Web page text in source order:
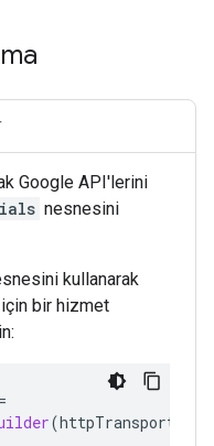
Google API'lerini
nesnesini
kullanarak
bir hizmet
=
(httpTransport